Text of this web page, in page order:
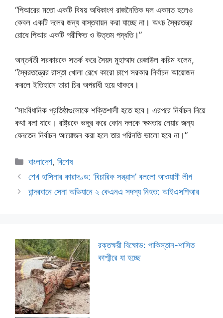
“পিআরের মতো একটি বিষয় অধিকাংশ রাজনৈতিক দল একমত হলেও
কেবল একটি দলের জন্য বাস্তবায়ন করা যাচ্ছে না। অথচ স্বৈরতন্ত্র
রোধে পিআর একটি পরীক্ষিত ও উত্তম পদ্ধতি।”
অন্তর্বর্তী সরকারকে সতর্ক করে সৈয়দ মুহাম্মাদ রেজাউল করিম বলেন,
“স্বৈরতন্ত্রের রাস্তা খোলা রেখে কারো চাপে সরকার নির্বাচন আয়োজন
করলে ইতিহাসে তারা চির অপরাধী হয়ে থাকবে।
“সাংবিধানিক প্রতিষ্ঠাগুলোকে শক্তিশালী হতে হবে। এরপরে নির্বাচন নিয়ে
কথা বলা যাবে। রাষ্ট্রকে ভঙ্গুর করে কোন দলকে ক্ষমতায় নেয়ার জন্য
যেনতেন নির্বাচন আয়োজন করা হলে তার পরিনতি ভালো হবে না।”
Categories
বাংলাদেশ,বিশেষ
শেখ হাসিনার কারাদণ্ড: ‘বিচারিক সন্ত্রাস’ বললো আওয়ামী লীগ
বান্দরবানে সেনা অভিযানে ২ কেএনএ সদস্য নিহত: আইএসপিআর
রক্তক্ষয়ী বিক্ষোভ: পাকিস্তান-শাসিত
কাশ্মীরে যা হচ্ছে